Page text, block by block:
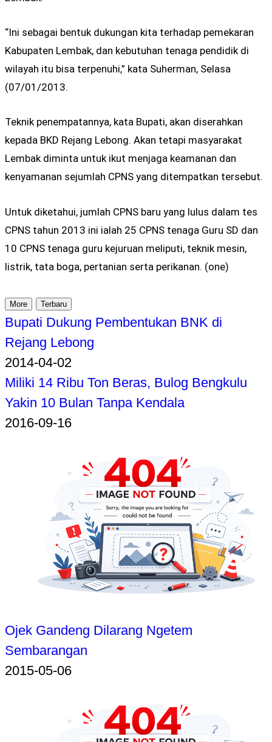
“Ini sebagai bentuk dukungan kita terhadap pemekaran
Kabupaten Lembak, dan kebutuhan tenaga pendidik di
wilayah itu bisa terpenuhi,” kata Suherman, Selasa
(07/01/2013.
Teknik penempatannya, kata Bupati, akan diserahkan
kepada BKD Rejang Lebong. Akan tetapi masyarakat
Lembak diminta untuk ikut menjaga keamanan dan
kenyamanan sejumlah CPNS yang ditempatkan tersebut.
Untuk diketahui, jumlah CPNS baru yang lulus dalam tes
CPNS tahun 2013 ini ialah 25 CPNS tenaga Guru SD dan
10 CPNS tenaga guru kejuruan meliputi, teknik mesin,
listrik, tata boga, pertanian serta perikanan. (one)
More Terbaru
Bupati Dukung Pembentukan BNK di
Rejang Lebong
2014-04-02
Miliki 14 Ribu Ton Beras, Bulog Bengkulu
Yakin 10 Bulan Tanpa Kendala
2016-09-16
Ojek Gandeng Dilarang Ngetem
Sembarangan
2015-05-06